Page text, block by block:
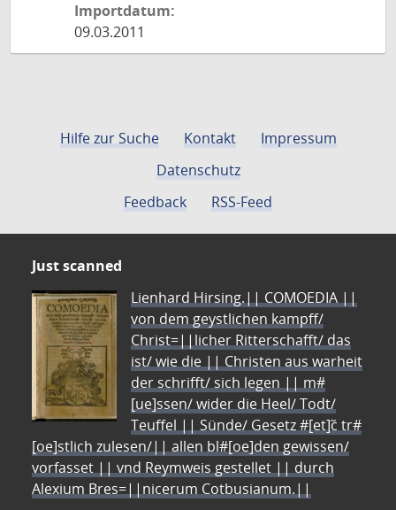
Importdatum:
09.03.2011
Hilfe zur Suche Kontakt
Impressum
Datenschutz
Feedback
RSS-Feed
Just scanned
Lienhard Hirsing.|| COMOEDIA ||
von dem geystlichen kampff/
Christ=||licher Ritterschafft/ das
ist/ wie die || Christen aus warheit
der schrifft/ sich legen || m#
[ue]ssen/ wider die Heel/ Todt/
Teuffel || Sünde/ Gesetz #[et]c̃ tr#
[oe]stlich zulesen/|| allen bl#[oe]den gewissen/
vorfasset || vnd Reymweis gestellet || durch
Alexium Bres=||nicerum Cotbusianum.||